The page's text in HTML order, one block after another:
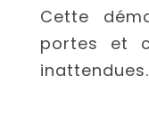
Cette
portes et
inattendues.